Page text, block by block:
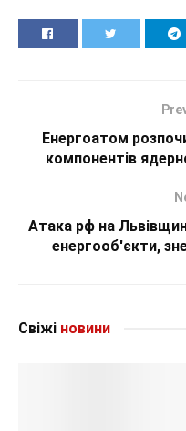
Енергоатом
компонентів
Атака рф на
енергооб'єкти,
Свіжі новини